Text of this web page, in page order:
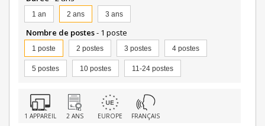
1 an 2 ans 3 ans
Nombre de postes- 1 poste
1 poste 2 postes 3 postes 4 postes
5 postes 10 postes 11-24 postes
1 APPAREIL 2 ANS EUROPE FRANÇAIS